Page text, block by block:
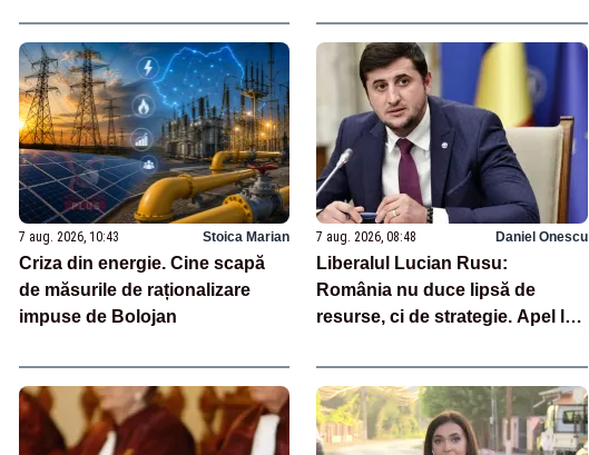
7 aug. 2026, 10:43 Stoica Marian
Criza din energie. Cine scapă
de măsurile de raționalizare
impuse de Bolojan
7 aug. 2026, 08:48 Daniel Onescu
Liberalul Lucian Rusu:
România nu duce lipsă de
resurse, ci de strategie. Apel la
termen lung